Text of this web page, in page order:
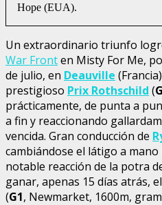
Hope (EUA).
Un extraordinario triunfo
War Fronten Misty For Me,
de julio, en Deauville
prestigioso Prix Rothschild (
prácticamente, de punta a
a fin y reaccionando
vencida. Gran conducción de
cambiándose el látigo a
notable reacción de la potra
ganar, apenas 15 días atrás,
(G1, Newmarket, 1600m,